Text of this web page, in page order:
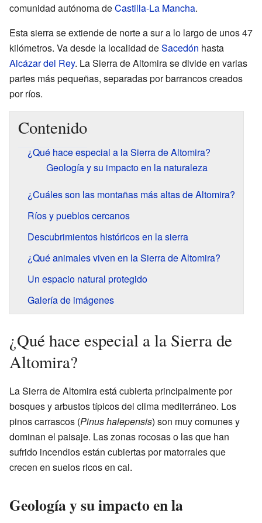
comunidad autónoma deCastilla-La Mancha.
Esta sierra se extiende de norte a sur a lo largo de unos 47
kilómetros. Va desde la localidad deSacedón hasta
Alcázar del Rey. La Sierra de Altomira se divide en varias
partes más pequeñas, separadas por barrancos creados
por ríos.
Contenido
¿Qué hace especial a la Sierra de Altomira?
Geología y su impacto en la naturaleza
¿Cuáles son las montañas más altas de Altomira?
Ríos y pueblos cercanos
Descubrimientos históricos en la sierra
¿Qué animales viven en la Sierra de Altomira?
Un espacio natural protegido
Galería de imágenes
¿Qué hace especial a la Sierra de
Altomira?
La Sierra de Altomira está cubierta principalmente por
bosques y arbustos típicos del clima mediterráneo. Los
pinos carrascos (Pinus halepensis) son muy comunes y
dominan el paisaje. Las zonas rocosas o las que han
sufrido incendios están cubiertas por matorrales que
crecen en suelos ricos en cal.
Geología y su impacto en la